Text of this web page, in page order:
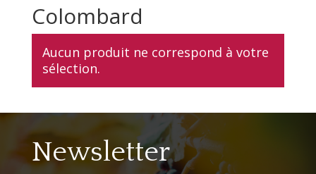
Colombard
Aucun produit ne correspond à votre
sélection.
Newsletter